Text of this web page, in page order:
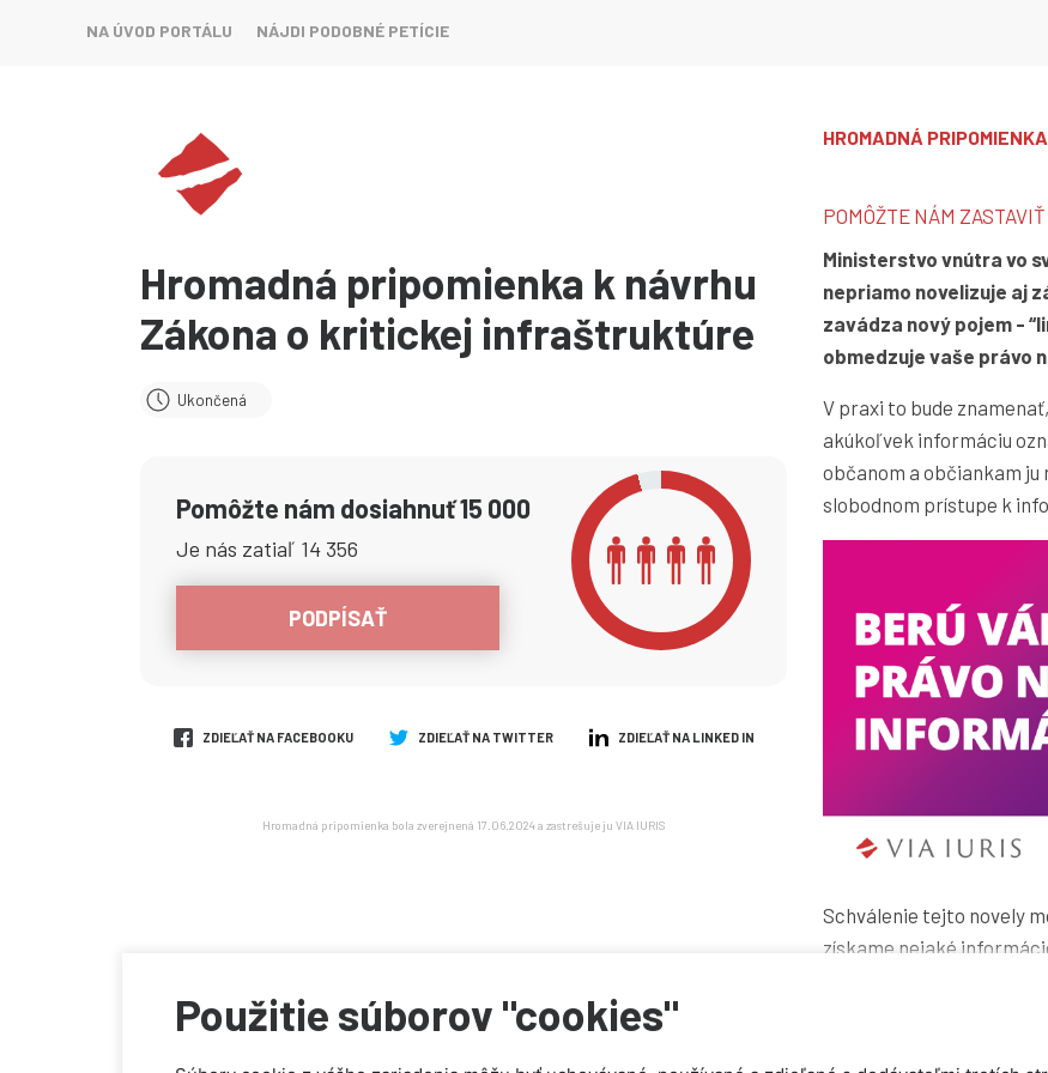
NA ÚVOD PORTÁLU NÁJDI PODOBNÉ PETÍCIE
Použitie súborov "cookies"
Hromadná pripomienka k návrhu
Zákona o kritickej infraštruktúre
Ukončená
Pomôžte nám dosiahnuť 15 000
Je nás zatiaľ 14 356
PODPÍSAŤ
ZDIEĽAŤ NA FACEBOOKU ZDIEĽAŤ NA TWITTER ZDIEĽAŤ NA LINKED IN
Hromadná pripomienka bola zverejnená 17.06.2024 a zastrešuje ju VIA IURIS
HROMADNÁ PRIPOMIENKA
POMÔŽTE NÁM
Ministerstvo vnútra vo
nepriamo novelizuje aj
zavádza nový pojem -
obmedzuje vaše právo
V praxi to bude
akúkoľvek informáciu
občanom a občiankam ju
slobodnom prístupe k
Schválenie tejto novely
získame nejaké